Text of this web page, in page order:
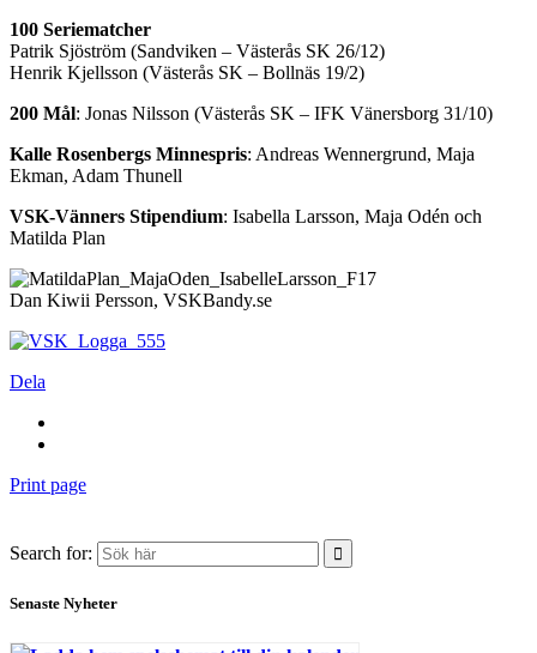
100 Seriematcher
Patrik Sjöström (Sandviken – Västerås SK 26/12)
Henrik Kjellsson (Västerås SK – Bollnäs 19/2)
200 Mål: Jonas Nilsson (Västerås SK – IFK Vänersborg 31/10)
Kalle Rosenbergs Minnespris: Andreas Wennergrund, Maja
Ekman, Adam Thunell
VSK-Vänners Stipendium: Isabella Larsson, Maja Odén och
Matilda Plan
Dan Kiwii Persson, VSKBandy.se
Dela
Print page
Search for:
Senaste Nyheter